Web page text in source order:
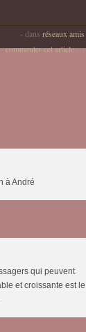
- dans réseaux amis
commenter cet article…
à André
qui peuvent
et croissante est le